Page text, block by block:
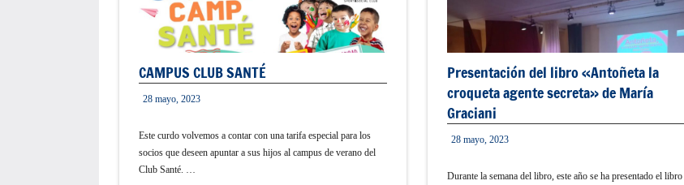
CAMPUS CLUB SANTÉ
28 mayo, 2023
informacion
Este curdo volvemos a contar con una tarifa especial para los
socios que deseen apuntar a sus hijos al campus de verano del
Club Santé. …
Presentación del libro «Antoñeta la
croqueta agente secreta» de María
Graciani
28 mayo, 2023
informacion
Durante la semana del libro, este año se ha presentado el libro